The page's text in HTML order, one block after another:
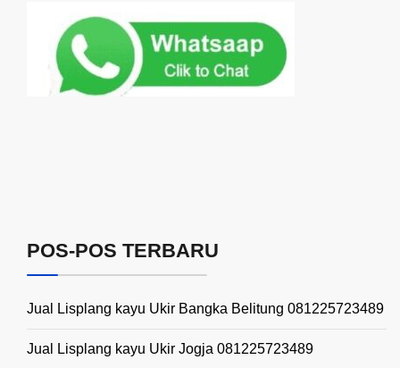
POS-POS TERBARU
Jual Lisplang kayu Ukir Bangka Belitung 081225723489
Jual Lisplang kayu Ukir Jogja 081225723489